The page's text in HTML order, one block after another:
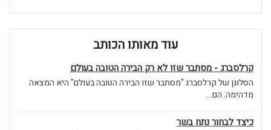
עוד מאותו הכותב
קרלסברג - מסתבר שזו לא רק הבירה הטובה בעולם
הסלוגן של קרלסברג "מסתבר שזו הבירה הטובה בעולם" היא המצאה
מדהימה. הם...
כיצד לבחור נתח בשר